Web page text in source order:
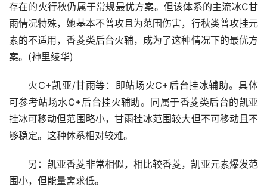
存在的火行秋仍属于常规最优方案。但该体系的主流冰C甘
雨情况特殊，她基本不普攻且为范围伤害，行秋类普攻挂元
素的不适用，香菱类后台火辅，成为了这种情况下的最优方
案。(神里绫华)
火C+凯亚/甘雨等：即站场火C+后台挂冰辅助。具体
可参考站场水C+后台挂火辅助。同属于香菱类后台的凯亚
挂冰可移动但范围略小，甘雨挂冰范围较大但不可移动且不
够稳定。这种体系相对较难。
另：凯亚香菱非常相似，相比较香菱，凯亚元素爆发范
围小，但能量需求低。